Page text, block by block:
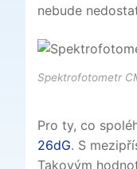
nebude
Spektrofotometr
Pro ty, co
26dG. S
Takovým